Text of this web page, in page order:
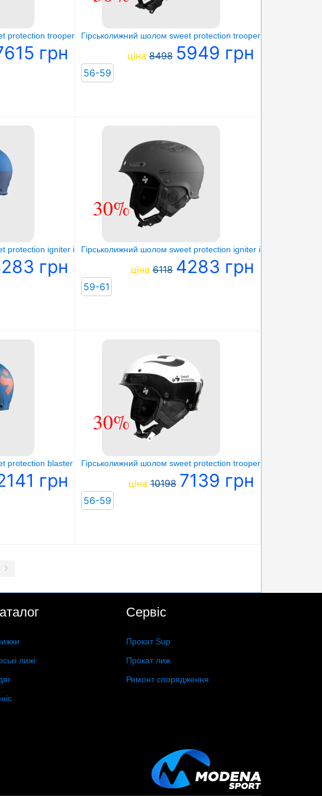
protection trooper ii sl mips team edition helmet
грн
Гірськолижний шолом sweet protection trooper ii helmet
ціна 8498 5949 грн
56-59
protection igniter ii helmet
грн
30%
Гірськолижний шолом sweet protection igniter ii helmet
ціна 6118 4283 грн
59-61
protection blaster ii helmet jr
грн
30%
Гірськолижний шолом sweet protection trooper ii sl mips helmet
ціна 10198 7139 грн
56-59
лижі
Сервіс
Прокат Sup
Прокат лиж
Ремонт спорядження